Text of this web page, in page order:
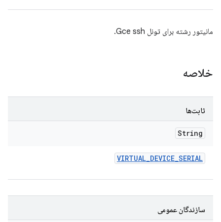
مانیتور رشته برای تونل Gce ssh.
خلاصه
ثابت‌ها
String
VIRTUAL_DEVICE_SERIAL
سازندگان عمومی